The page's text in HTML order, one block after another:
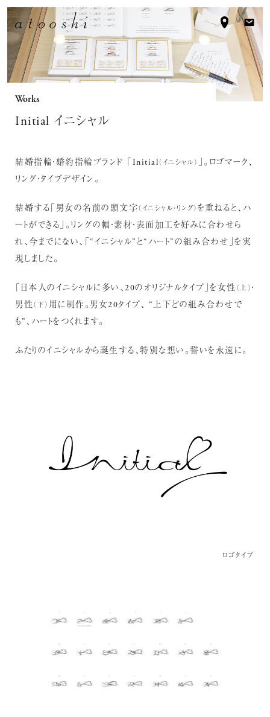
Works
Initial イニシャル
結婚指輪・婚約指輪ブランド 「Initial（イニシャル）
」。ロゴマーク、
リング・タイプデザイン。
結婚する「男女の名前の頭文字（イニシャル・リング） を重ねると、ハ
ートができる」。リングの幅・素材・表面加工を好みに合わせら
れ、今までにない、「“イニシャル”と“ハート”の組み合わせ」を実
現しました。
「日本人のイニシャルに多い、20のオリジナルタイプ」を女性 （上） ・
男性（下） 用に制作。男女20タイプ、 “上下どの組み合わせで
も”、ハートをつくれます。
ふたりのイニシャルから誕生する、特別な想い。誓いを永遠に。
ロゴタイプ